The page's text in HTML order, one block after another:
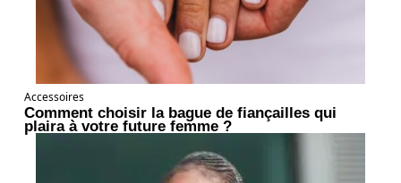
Accessoires
Comment choisir la bague de fiançailles qui
plaira à votre future femme ?